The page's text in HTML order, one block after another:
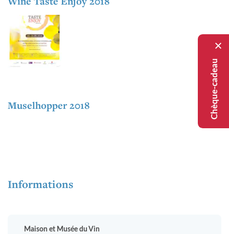
Chèque-cadeau
Muselhopper 2018
Informations
Maison et Musée du Vin